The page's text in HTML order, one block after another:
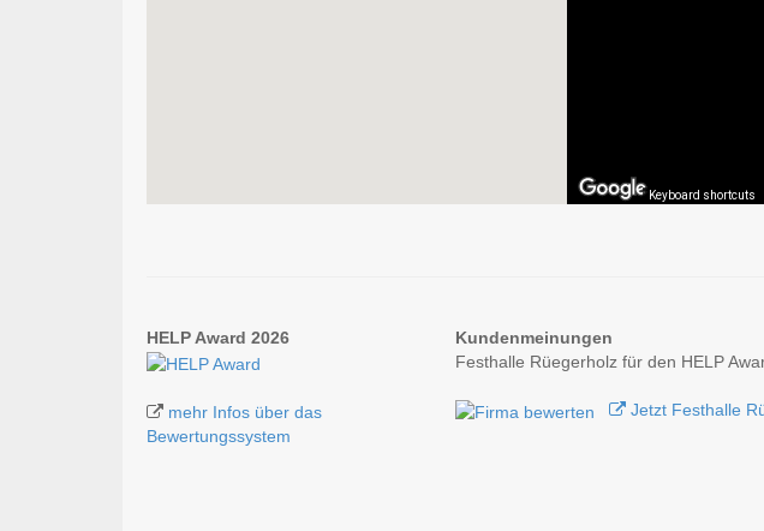
Keyboard shortcuts
HELP Award 2026
mehr Infos über das
Bewertungssystem
Kundenmeinungen
Festhalle Rüegerholz für den HELP
Jetzt Festhalle